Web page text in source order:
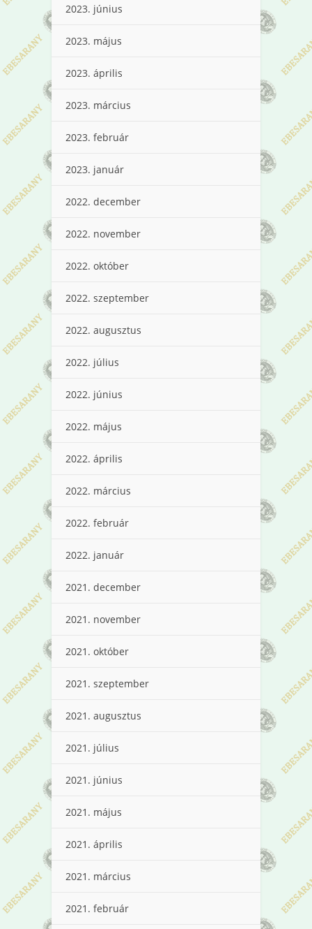
2023. június
2023. május
2023. április
2023. március
2023. február
2023. január
2022. december
2022. november
2022. október
2022. szeptember
2022. augusztus
2022. július
2022. június
2022. május
2022. április
2022. március
2022. február
2022. január
2021. december
2021. november
2021. október
2021. szeptember
2021. augusztus
2021. július
2021. június
2021. május
2021. április
2021. március
2021. február